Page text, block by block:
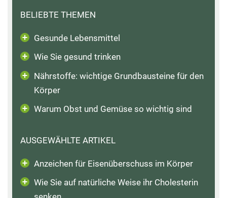
BELIEBTE THEMEN
Gesunde Lebensmittel
Wie Sie gesund trinken
Nährstoffe: wichtige Grundbausteine für den
Körper
Warum Obst und Gemüse so wichtig sind
AUSGEWÄHLTE ARTIKEL
Anzeichen für Eisenüberschuss im Körper
Wie Sie auf natürliche Weise ihr Cholesterin